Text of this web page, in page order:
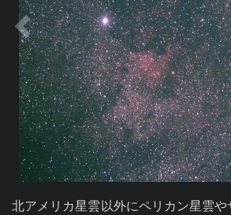
北アメリカ星雲以外にペリカン星雲